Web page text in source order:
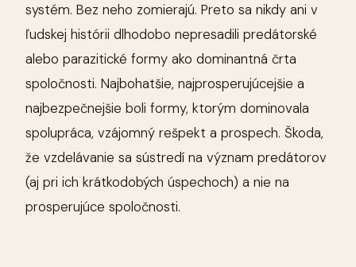
systém. Bez neho zomierajú. Preto sa nikdy ani v
ľudskej histórii dlhodobo nepresadili predátorské
alebo parazitické formy ako dominantná črta
spoločnosti. Najbohatšie, najprosperujúcejšie a
najbezpečnejšie boli formy, ktorým dominovala
spolupráca, vzájomný rešpekt a prospech. Škoda,
že vzdelávanie sa sústredí na význam predátorov
(aj pri ich krátkodobých úspechoch) a nie na
prosperujúce spoločnosti.